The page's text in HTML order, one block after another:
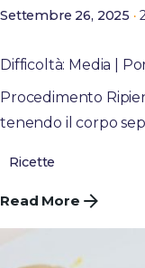
Settembre 26, 2025
Difficoltà: Media |
Procedimento
tenendo il corpo
Ricette
Read More